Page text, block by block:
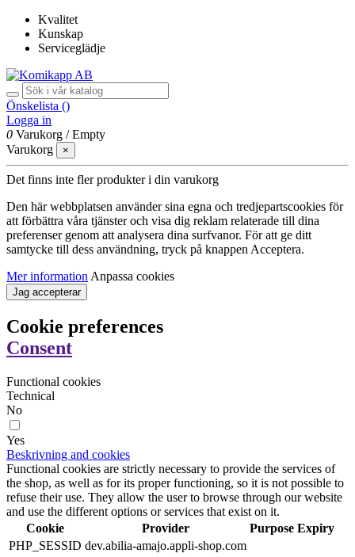
Kvalitet
Kunskap
Serviceglädje
Önskelista ()
Logga in
0 Varukorg /Empty
Varukorg
×
Det finns inte fler produkter i din varukorg
Den här webbplatsen använder sina egna och tredjepartscookies för
att förbättra våra tjänster och visa dig reklam relaterade till dina
preferenser genom att analysera dina surfvanor. För att ge ditt
samtycke till dess användning, tryck på knappen Acceptera.
Mer information Anpassa cookies
Jag accepterar
Cookie preferences
Consent
Functional cookies
Technical
No
Yes
Beskrivning and cookies
Functional cookies are strictly necessary to provide the services of
the shop, as well as for its proper functioning, so it is not possible to
refuse their use. They allow the user to browse through our website
and use the different options or services that exist on it.
Cookie
Provider Purpose Expiry
PHP_SESSID dev.abilia-amajo.appli-shop.com